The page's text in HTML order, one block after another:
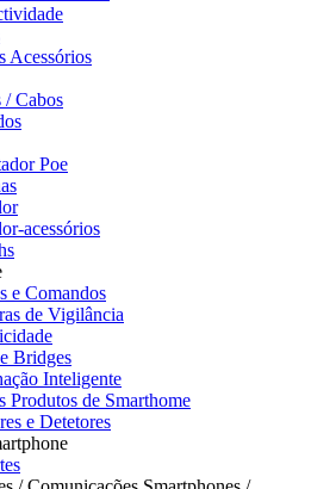
Acessórios
/ Cabos
Poe
acessórios
e Comandos
de Vigilância
Bridges
Inteligente
Produtos de Smarthome
e Detetores